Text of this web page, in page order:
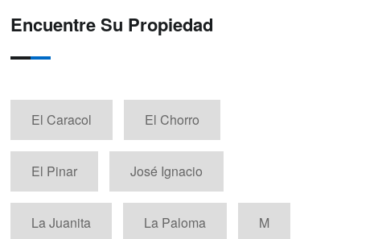
Encuentre Su Propiedad
El Caracol El Chorro
El Pinar José Ignacio
La Juanita La Paloma M